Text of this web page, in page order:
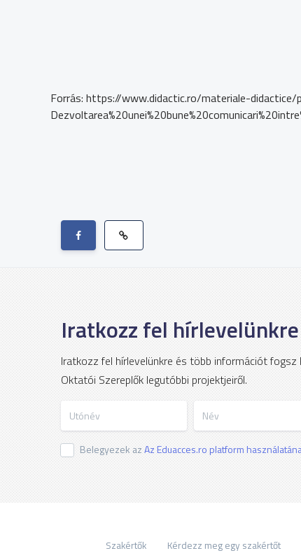
Forrás: https://www.didactic.ro/materiale-
Iratkozz fel hírlevelünkre
Iratkozz fel hírlevelünkre és több információt fogsz
Oktatói Szereplők legutóbbi projektjeiről.
Belegyezek azAz Eduacces.ro platform
Szakértők Kérdezz meg egy szakértőt